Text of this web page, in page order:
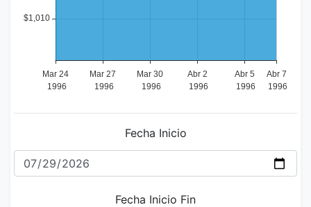
Fecha Inicio
Fecha Inicio Fin